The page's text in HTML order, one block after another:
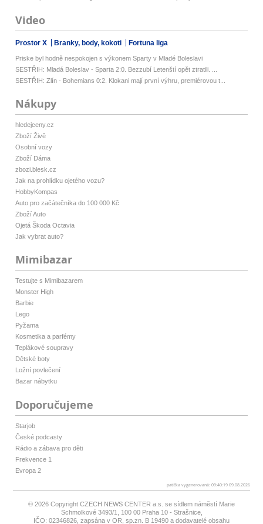
Video
Prostor X Branky, body, kokoti Fortuna liga
Priske byl hodně nespokojen s výkonem Sparty v Mladé Boleslavi
SESTŘIH: Mladá Boleslav - Sparta 2:0. Bezzubí Letenští opět ztratili. ...
SESTŘIH: Zlín - Bohemians 0:2. Klokani mají první výhru, premiérovou t...
Nákupy
hledejceny.cz
Zboží Živě
Osobní vozy
Zboží Dáma
zbozi.blesk.cz
Jak na prohlídku ojetého vozu?
HobbyKompas
Auto pro začátečníka do 100 000 Kč
Zboží Auto
Ojetá Škoda Octavia
Jak vybrat auto?
Mimibazar
Testujte s Mimibazarem
Monster High
Barbie
Lego
Pyžama
Kosmetika a parfémy
Teplákové soupravy
Dětské boty
Ložní povlečení
Bazar nábytku
Doporučujeme
Starjob
České podcasty
Rádio a zábava pro děti
Frekvence 1
Evropa 2
patička vygenerovaná: 09:40:19 09.08.2026
© 2026 Copyright CZECH NEWS CENTER a.s. se sídlem náměstí Marie
Schmolkové 3493/1, 100 00 Praha 10 - Strašnice,
IČO: 02346826, zapsána v OR, sp.zn. B 19490 a dodavatelé obsahu